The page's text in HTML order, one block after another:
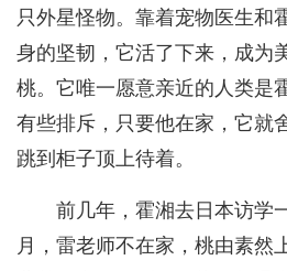
只外星怪物。靠着宠物医生和
身的坚韧，它活了下来，成为
桃。它唯一愿意亲近的人类是
有些排斥，只要他在家，它就
跳到柜子顶上待着。
前几年，霍湘去日本访学
月，雷老师不在家，桃由素然